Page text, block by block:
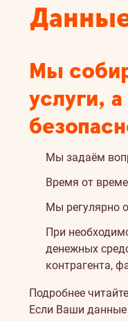
Мы
услуги,
Мы задаём
Время от
Мы регулярно
При
денежных
контрагента,
Подробнее
Если Ваши данные